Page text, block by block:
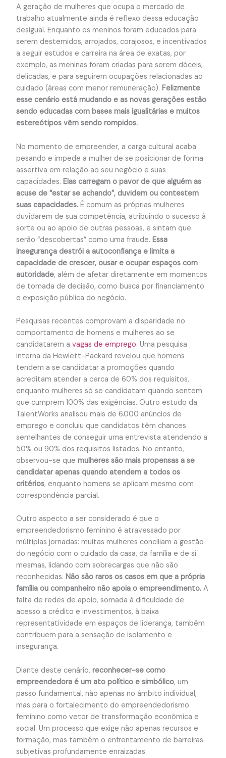
A geração de mulheres que ocupa o mercado de
trabalho atualmente ainda é reflexo dessa educação
desigual. Enquanto os meninos foram educados para
serem destemidos, arrojados, corajosos, e incentivados
a seguir estudos e carreira na área de exatas, por
exemplo, as meninas foram criadas para serem dóceis,
delicadas, e para seguirem ocupações relacionadas ao
cuidado (áreas com menor remuneração). Felizmente
esse cenário está mudando e as novas gerações estão
sendo educadas com bases mais igualitárias e muitos
estereótipos vêm sendo rompidos.
No momento de empreender, a carga cultural acaba
pesando e impede a mulher de se posicionar de forma
assertiva em relação ao seu negócio e suas
capacidades. Elas carregam o pavor de que alguém as
acuse de “estar se achando”, duvidem ou contestem
suas capacidades.É comum as próprias mulheres
duvidarem de sua competência, atribuindo o sucesso à
sorte ou ao apoio de outras pessoas, e sintam que
serão “descobertas” como uma fraude. Essa
insegurança destrói a autoconfiança e limita a
capacidade de crescer, ousar e ocupar espaços com
autoridade, além de afetar diretamente em momentos
de tomada de decisão, como busca por financiamento
e exposição pública do negócio.
Pesquisas recentes comprovam a disparidade no
comportamento de homens e mulheres ao se
candidatarem a vagas de emprego. Uma pesquisa
interna da Hewlett-Packard revelou que homens
tendem a se candidatar a promoções quando
acreditam atender a cerca de 60% dos requisitos,
enquanto mulheres só se candidatam quando sentem
que cumprem 100% das exigências. Outro estudo da
TalentWorks analisou mais de 6.000 anúncios de
emprego e concluiu que candidatos têm chances
semelhantes de conseguir uma entrevista atendendo a
50% ou 90% dos requisitos listados. No entanto,
observou-se que mulheres são mais propensas a se
candidatar apenas quando atendem a todos os
critérios, enquanto homens se aplicam mesmo com
correspondência parcial.
Outro aspecto a ser considerado é que o
empreendedorismo feminino é atravessado por
múltiplas jornadas: muitas mulheres conciliam a gestão
do negócio com o cuidado da casa, da família e de si
mesmas, lidando com sobrecargas que não são
reconhecidas. Não são raros os casos em que a própria
família ou companheiro não apoia o empreendimento.A
falta de redes de apoio, somada à dificuldade de
acesso a crédito e investimentos, à baixa
representatividade em espaços de liderança, também
contribuem para a sensação de isolamento e
insegurança.
Diante deste cenário, reconhecer-se como
empreendedora é um ato político e simbólico, um
passo fundamental, não apenas no âmbito individual,
mas para o fortalecimento do empreendedorismo
feminino como vetor de transformação econômica e
social. Um processo que exige não apenas recursos e
formação, mas também o enfrentamento de barreiras
subjetivas profundamente enraizadas.